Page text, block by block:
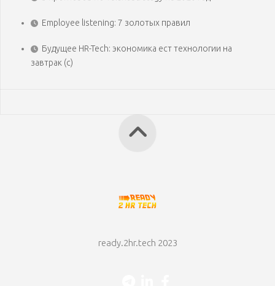
Employee listening: 7 золотых правил
Будущее HR-Tech: экономика ест технологии на
завтрак (с)
ready.2hr.tech 2023